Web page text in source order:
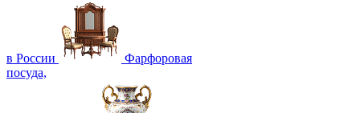
в России
Фарфоровая
посуда,